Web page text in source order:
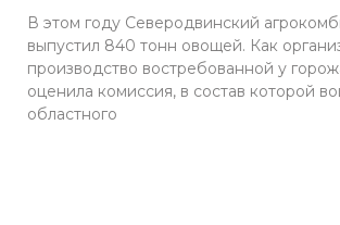
В этом году Северодвинский
выпустил 840 тонн овощей. Как
производство востребованной у
оценила комиссия, в состав которой
областного